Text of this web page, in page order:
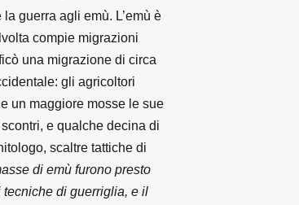
guerra agli emù. L’emù è
compie migrazioni
una migrazione di circa
gli agricoltori
un maggiore mosse le sue
e qualche decina di
scaltre tattiche di
di emù furono presto
tecniche di guerriglia, e il